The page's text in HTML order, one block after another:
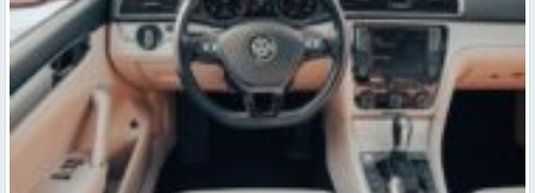
Volkswagen Passat uzturēšana: praktiska pieeja ilgākam
kalpošanas laikam